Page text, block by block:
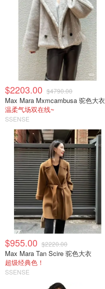
$2203.00 $4790.00
Max Mara Mxmcambusa 驼色大衣
温柔气场双在线~
SSENSE
$955.00 $2220.00
Max Mara Tan Scire 驼色大衣
超级经典色！
SSENSE